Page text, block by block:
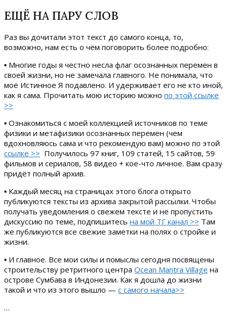
ЕЩЁ НА ПАРУ СЛОВ
Раз вы дочитали этот текст до самого конца, то,
возможно, нам есть о чём поговорить более подробно:
▪ Многие годы я честно несла флаг осознанных перемен в
своей жизни, но не замечала главного. Не понимала, что
моё Истинное Я подавлено. И удерживает его не кто иной,
как я сама. Прочитать мою историю можно по этой ссылке
>>
▪ Ознакомиться с моей коллекцией источников по теме
физики и метафизики осознанных перемен (чем
вдохновляюсь сама и что рекомендую вам) можно по этой
ссылке >> Получилось 97 книг, 109 статей, 15 сайтов, 59
фильмов и сериалов, 58 видео + кое-что личное. Вам сразу
придёт полный архив.
▪ Каждый месяц на страницах этого блога открыто
публикуются тексты из архива закрытой рассылки. Чтобы
получать уведомления о свежем тексте и не пропустить
дискуссию по теме, подпишитесь на мой ТГ канал >> Там
же публикуются все свежие заметки на полях о стройке и
жизни.
▪ И главное. Все мои силы и помыслы сегодня посвящены
строительству ретритного центра Ocean Mantra Village на
острове Сумбава в Индонезии. Как я дошла до жизни
такой и что из этого вышло — с самого начала>>
…